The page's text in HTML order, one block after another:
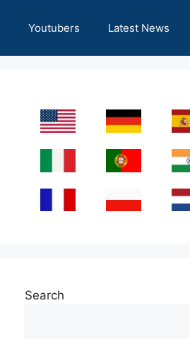
Youtubers Latest News
Search